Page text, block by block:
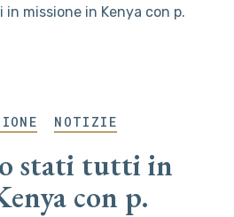
missione in Kenya con p.
NOTIZIE
stati tutti in
con p.